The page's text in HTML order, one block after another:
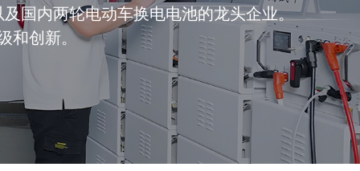
国内两轮电动车换电电池的龙头企业。
和创新。